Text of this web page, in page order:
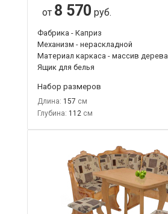
от 8 570 руб.
Фабрика - Каприз
Механизм - нераскладной
Материал каркаса - массив дерева
Ящик для белья
Набор размеров
Длина: 157
Глубина: 112